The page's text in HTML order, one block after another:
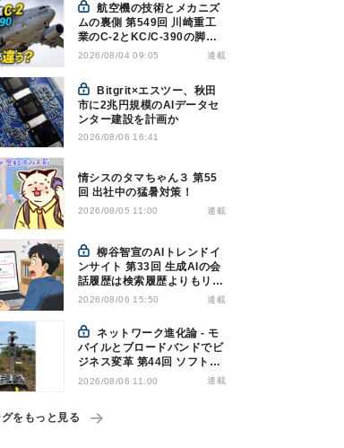
航空機の技術とメカニズ
ムの裏側 第549回 川崎重工
業のC-2とKC/C-390の脚は
なぜ違う? - 降着装置は複雑
2026/08/04 09:05 連載
市に2兆円規模のAIデータセ
ンター建設を計画か
2026/08/06 16:41
情シスのタマちゃん３ 第55
回 出社中の猛暑対策！
2026/08/05 11:00 連載
柳谷智宣のAIトレンドイ
ンサイト 第33回 生成AIの会
話履歴は検索履歴よりもリス
キー？今のうちに情報漏洩対
2026/08/06 15:50 連載
ネットワーク進化論 - モ
バイルとブロードバンドでビ
ジネス変革 第44回 ソフトバ
ンクが「HAPS」のプレ商用
2026/08/06 11:00 連載
をもっと見る